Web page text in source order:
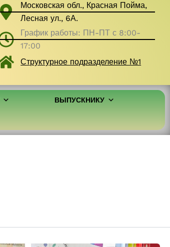
Московская обл., Красная Пойма,
Лесная ул., 6А.
График работы: ПН-ПТ с 8:00-
17:00
Структурное подразделение №1
ВЫПУСКНИКУ